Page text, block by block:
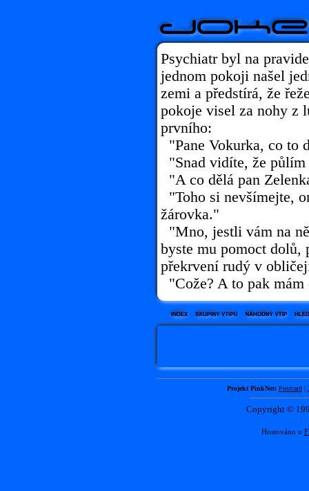
Psychiatr byl na
jednom pokoji našel
zemi a předstírá, že
pokoje visel za nohy z
prvního:
"Pane Vokurka, co to
"Snad vidíte, že
"A co dělá pan
"Toho si nevšímejte,
žárovka."
"Mno, jestli vám na
byste mu pomoct dolů,
překrvení rudý v
"Cože? A to pak
Projekt PinkNet: Postcard|
Copyright ©
Hostováno u